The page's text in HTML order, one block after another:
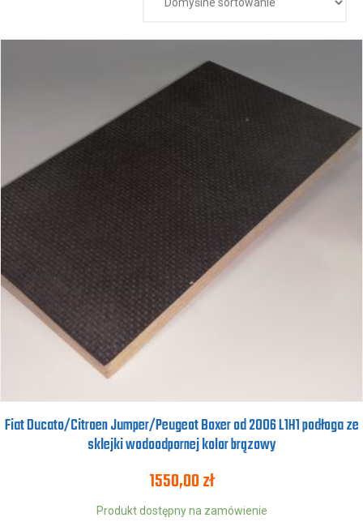
Fiat Ducato/Citroen Jumper/Peugeot Boxer od 2006 L1H1 podłoga ze
sklejki wodoodpornej kolor brązowy
1550,00zł
Produkt dostępny na zamówienie